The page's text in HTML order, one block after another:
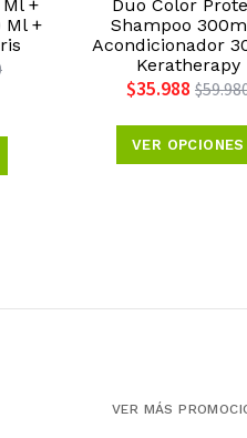
+
Ml +
Duo Color
Shampoo
Acondicionador
Keratherapy
$35.988
VER OPCIONES
VER MÁS